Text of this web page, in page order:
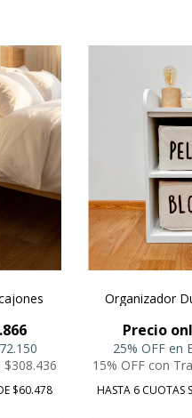
$308.436
$60.478
Organizador
Precio
25% OFF en
15% OFF con
HASTA 6 CUOTAS